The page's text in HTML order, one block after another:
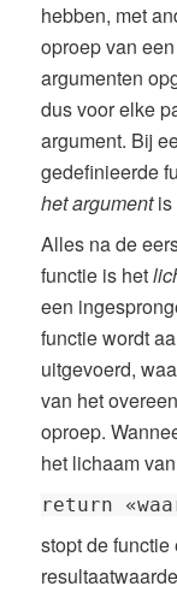
hebben, met
oproep van
argumenten
dus voor elke
argument. Bij
gedefinieerde
het argumentis
Alles na de
functie is het
een
functie wordt
uitgevoerd,
van het
oproep.
het lichaam
return
stopt de functie